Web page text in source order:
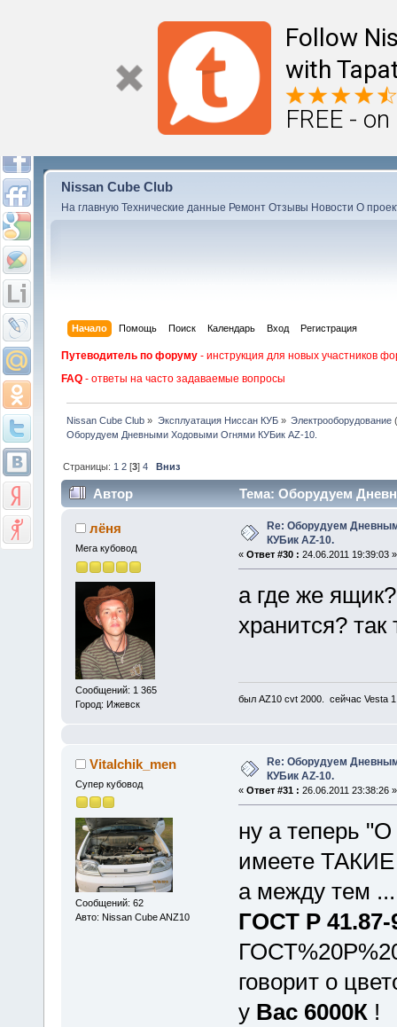
Follow
with
FREE -
Nissan Cube Club
На главную Технические данные Ремонт Отзывы Новости О
Начало Помощь Поиск Календарь Вход Регистрация
Путеводитель по форуму - инструкция для новых участников
FAQ - ответы на часто задаваемые вопросы
Nissan Cube Club » Эксплуатация Ниссан КУБ» Электрооборудование
Оборудуем Дневными Ходовыми Огнями КУБик AZ-10.
Страницы: 1 2 [3]4 Вниз
Автор Тема: Оборудуем
лёня
Мега кубовод
Сообщений: 1 365
Город: Ижевск
Re: Оборудуем
КУБик AZ-10.
« Ответ #30 : 24.06.2011 19:39:03 »
а где же
хранится? так
был AZ10 cvt 2000. сейчас Vesta
Vitalchik_men
Супер кубовод
Сообщений: 62
Авто: Nissan Cube ANZ10
Re: Оборудуем
КУБик AZ-10.
« Ответ #31 : 26.06.2011 23:38:26 »
ну а теперь
имеете
а между тем
ГОСТР 41.87-
говорит о
уВас 6000К !